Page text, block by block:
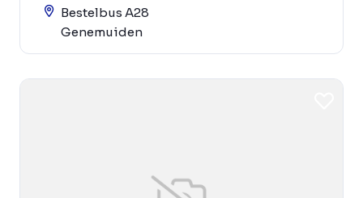
Bestelbus A28
Genemuiden